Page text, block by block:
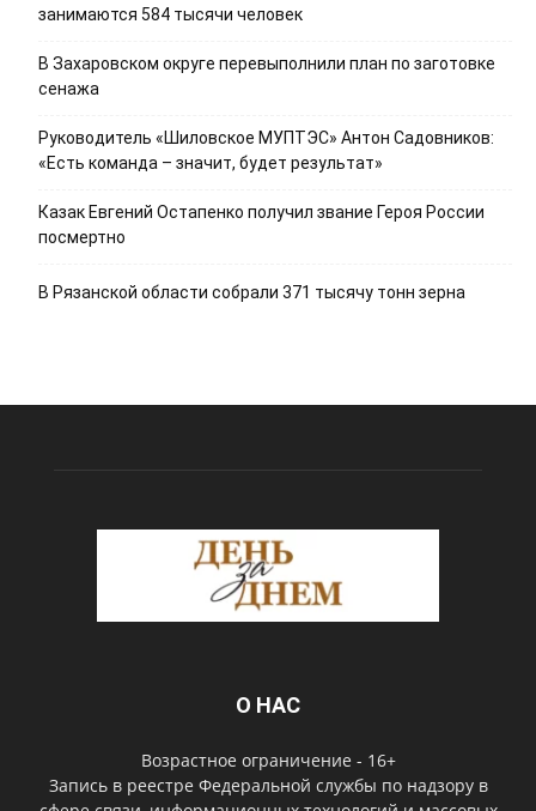
занимаются 584 тысячи человек
В Захаровском округе перевыполнили план по заготовке
сенажа
Руководитель «Шиловское МУПТЭС» Антон Садовников:
«Есть команда – значит, будет результат»
Казак Евгений Остапенко получил звание Героя России
посмертно
В Рязанской области собрали 371 тысячу тонн зерна
О НАС
Возрастное ограничение - 16+
Запись в реестре Федеральной службы по надзору в